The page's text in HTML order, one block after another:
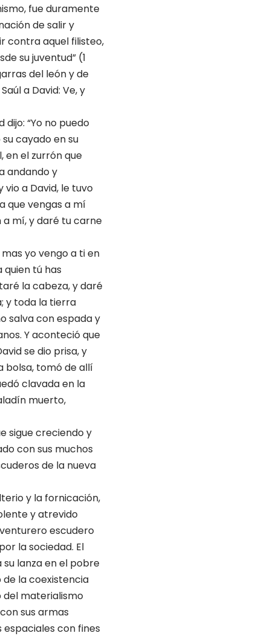
fue duramente
de salir y
contra aquel filisteo,
su juventud” (1
del león y de
a David: Ve, y
“Yo no puedo
su cayado en su
en el zurrón que
andando y
vio a David, le tuvo
que vengas a mí
a mí, y daré tu carne
yo vengo a ti en
quien tú has
la cabeza, y daré
y toda la tierra
salva con espada y
Y aconteció que
se dio prisa, y
bolsa, tomó de allí
clavada en la
muerto,
sigue creciendo y
con sus muchos
de la nueva
y la fornicación,
y atrevido
escudero
la sociedad. El
lanza en el pobre
la coexistencia
del materialismo
sus armas
espaciales con fines